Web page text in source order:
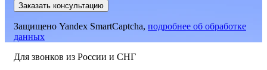
Заказать консультацию
Защищено Yandex SmartCaptcha, подробнее об обработке
данных
Для звонков из России и СНГ